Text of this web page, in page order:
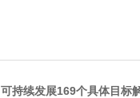
可持续发展169个具体目标